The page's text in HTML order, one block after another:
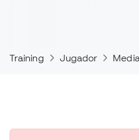
Training Jugador